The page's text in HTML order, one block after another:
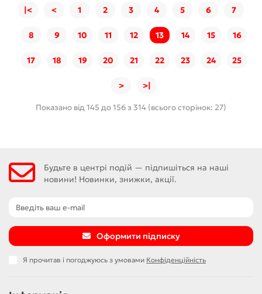
|< < 1 2 3 4 5 6 7
8 9 10 11 12 13 14 15 16
17 18 19 20 21 22 23 24 25
> >|
Показано від 145 до 156 з 314 (всього сторінок: 27)
Будьте в центрі подій — підпишіться на наші
новини! Новинки, знижки, акції.
Оформити підписку
Я прочитав і погоджуюсь з умовами Конфіденційність